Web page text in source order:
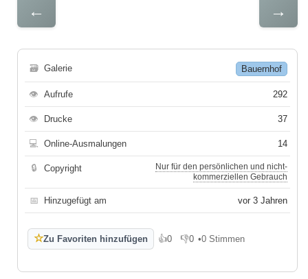
← →
🗃 Galerie Bauernhof
👁 Aufrufe 292
👁 Drucke 37
💻 Online-Ausmalungen 14
🔒 Copyright
Nur für den persönlichen und nicht-
kommerziellen Gebrauch
📅 Hinzugefügt am vor 3 Jahren
☆Zu Favoriten hinzufügen 👍0
Gefällt mir
👎0
Gefällt mir nicht
•0 Stimmen